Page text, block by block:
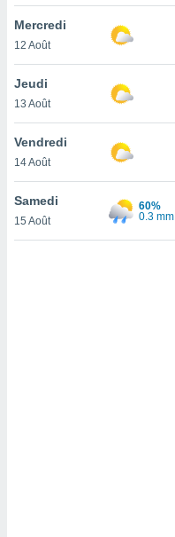
votre
à
en
le
Mercredi
12 Août
Jeudi
13 Août
Vendredi
14 Août
Samedi
15 Août
60%
0.3 mm